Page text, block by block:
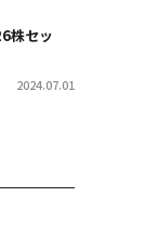
株セッ
2024.07.01